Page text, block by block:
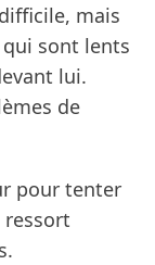
mais
sont lents
lui.
de
pour tenter
ressort